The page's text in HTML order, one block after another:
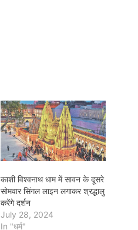
काशी विश्वनाथ धाम में सावन के दूसरे
सोमवार सिंगल लाइन लगाकर श्रद्धालु
करेंगे दर्शन
July 28, 2024
In "धर्म"